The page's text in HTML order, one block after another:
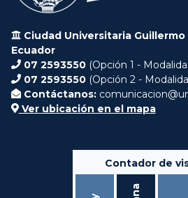
Ciudad Universitaria Guillermo
Ecuador
07 2593550 (Opción 1 -
07 2593550 (Opción 2 -
Contáctanos:
Ver ubicación en el mapa
Contador de